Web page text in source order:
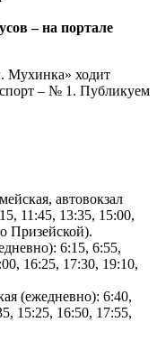
– на портале
Мухинка» ходит
– № 1. Публикуем
автовокзал
11:45, 13:35, 15:00,
Призейской).
6:15, 6:55,
16:25, 17:30, 19:10,
(ежедневно): 6:40,
15:25, 16:50, 17:55,